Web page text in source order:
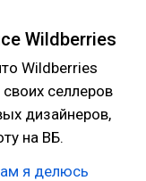
Wildberries
Wildberries
селлеров
дизайнеров,
на ВБ.
я делюсь